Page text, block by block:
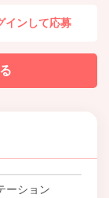
インして応募
ーション